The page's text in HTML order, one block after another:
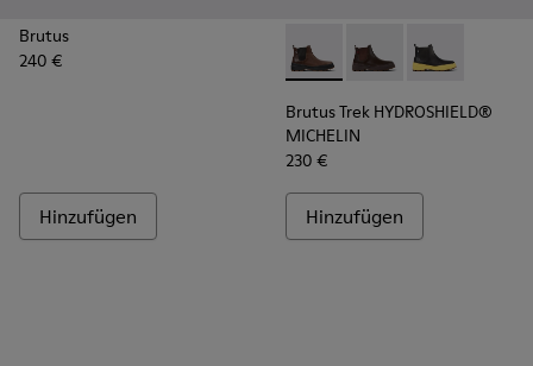
Brutus
240 €
Hinzufügen
Brutus TrekBrutus TrekBrutus Trek
Brutus Trek HYDROSHIELD®
MICHELIN
230 €
Hinzufügen